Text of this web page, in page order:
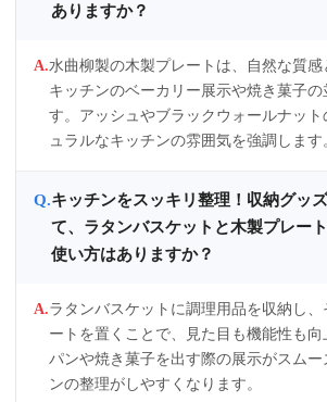
ありますか？
水曲柳製の木製プレートは、自然な質感
キッチンのベーカリー展示や焼き菓子
す。アッシュやブラックウォールナッ
ュラルなキッチンの雰囲気を強調します
キッチンをスッキリ整理！収納グッ
て、ラタンバスケットと木製プレー
使い方はありますか？
ラタンバスケットに調理用品を収納し、
ートを置くことで、見た目も機能性も向
パンや焼き菓子を出す際の展示がスム
ンの整理がしやすくなります。